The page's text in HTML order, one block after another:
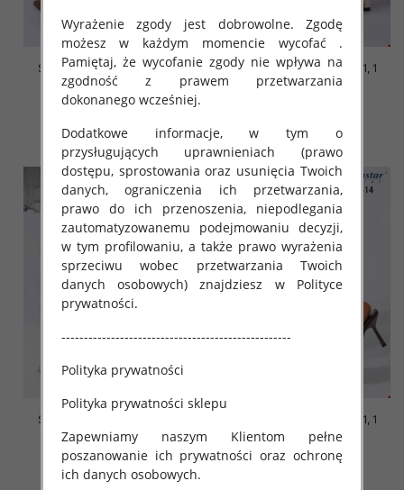
Szpilki damskie Roz 36-41, 1
kolor Paczka 12 szt
50.00 zł
szczegóły
Szpilki damskie Roz 36-41, 1
kolor Paczka 12 szt
szczegóły
Szpilki damskie Roz 36-41, 1
kolor Paczka 12 szt
48.00 zł
szczegóły
Szpilki damskie Roz 36-41, 1
kolor Paczka 12 szt
48.00 zł
Wyrażenie zgody jest dobrowolne. Zgodę
możesz w każdym momencie wycofać .
Pamiętaj, że wycofanie zgody nie wpływa na
zgodność z prawem przetwarzania
dokonanego wcześniej.
Dodatkowe informacje, w tym o
przysługujących uprawnieniach (prawo
dostępu, sprostowania oraz usunięcia Twoich
danych, ograniczenia ich przetwarzania,
prawo do ich przenoszenia, niepodlegania
zautomatyzowanemu podejmowaniu decyzji,
w tym profilowaniu, a także prawo wyrażenia
sprzeciwu wobec przetwarzania Twoich
danych osobowych) znajdziesz w Polityce
prywatności.
---------------------------------------------------
Polityka prywatności
Polityka prywatności sklepu
Zapewniamy naszym Klientom pełne
poszanowanie ich prywatności oraz ochronę
ich danych osobowych.